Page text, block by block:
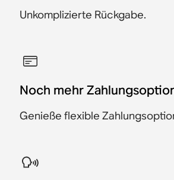
Unkomplizierte Rückgabe.
Noch mehr
Genieße flexible